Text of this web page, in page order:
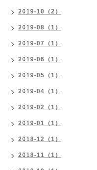
2019-10（2）
2019-08（1）
2019-07（1）
2019-06（1）
2019-05（1）
2019-04（1）
2019-02（1）
2019-01（1）
2018-12（1）
2018-11（1）